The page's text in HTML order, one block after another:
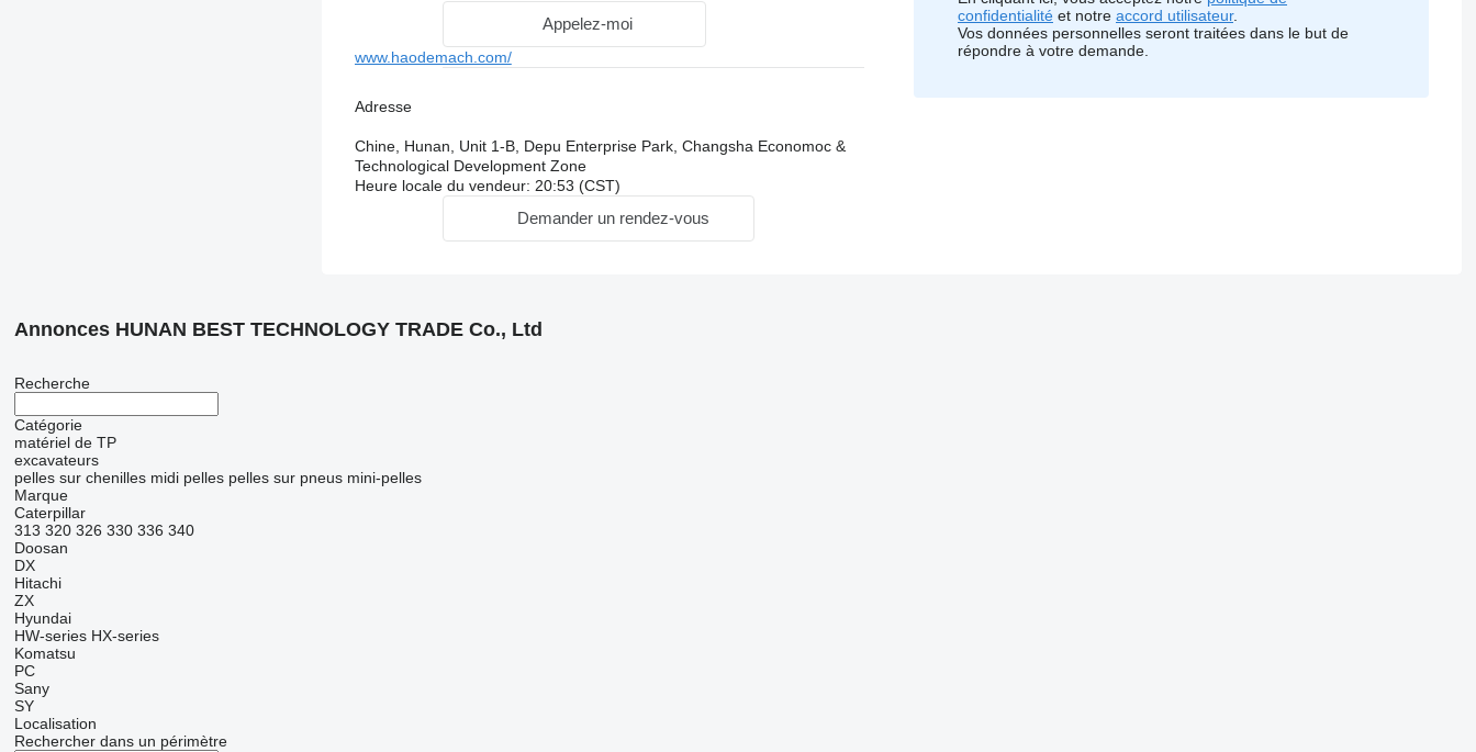
Appelez-moi
www.haodemach.com/
Adresse
Chine, Hunan, Unit 1-B, Depu Enterprise Park, Changsha Economoc &
Technological Development Zone
Heure locale du vendeur: 20:53 (CST)
Demander un rendez-vous
confidentialité et notre accord utilisateur.
Vos données personnelles seront traitées dans le but de
répondre à votre demande.
Annonces HUNAN BEST TECHNOLOGY TRADE Co., Ltd
Recherche
Catégorie
matériel de TP
excavateurs
pelles sur chenilles midi pelles pelles sur pneus mini-pelles
Marque
Caterpillar
313 320 326 330 336 340
Doosan
DX
Hitachi
ZX
Hyundai
HW-series HX-series
Komatsu
PC
Sany
SY
Localisation
Rechercher dans un périmètre